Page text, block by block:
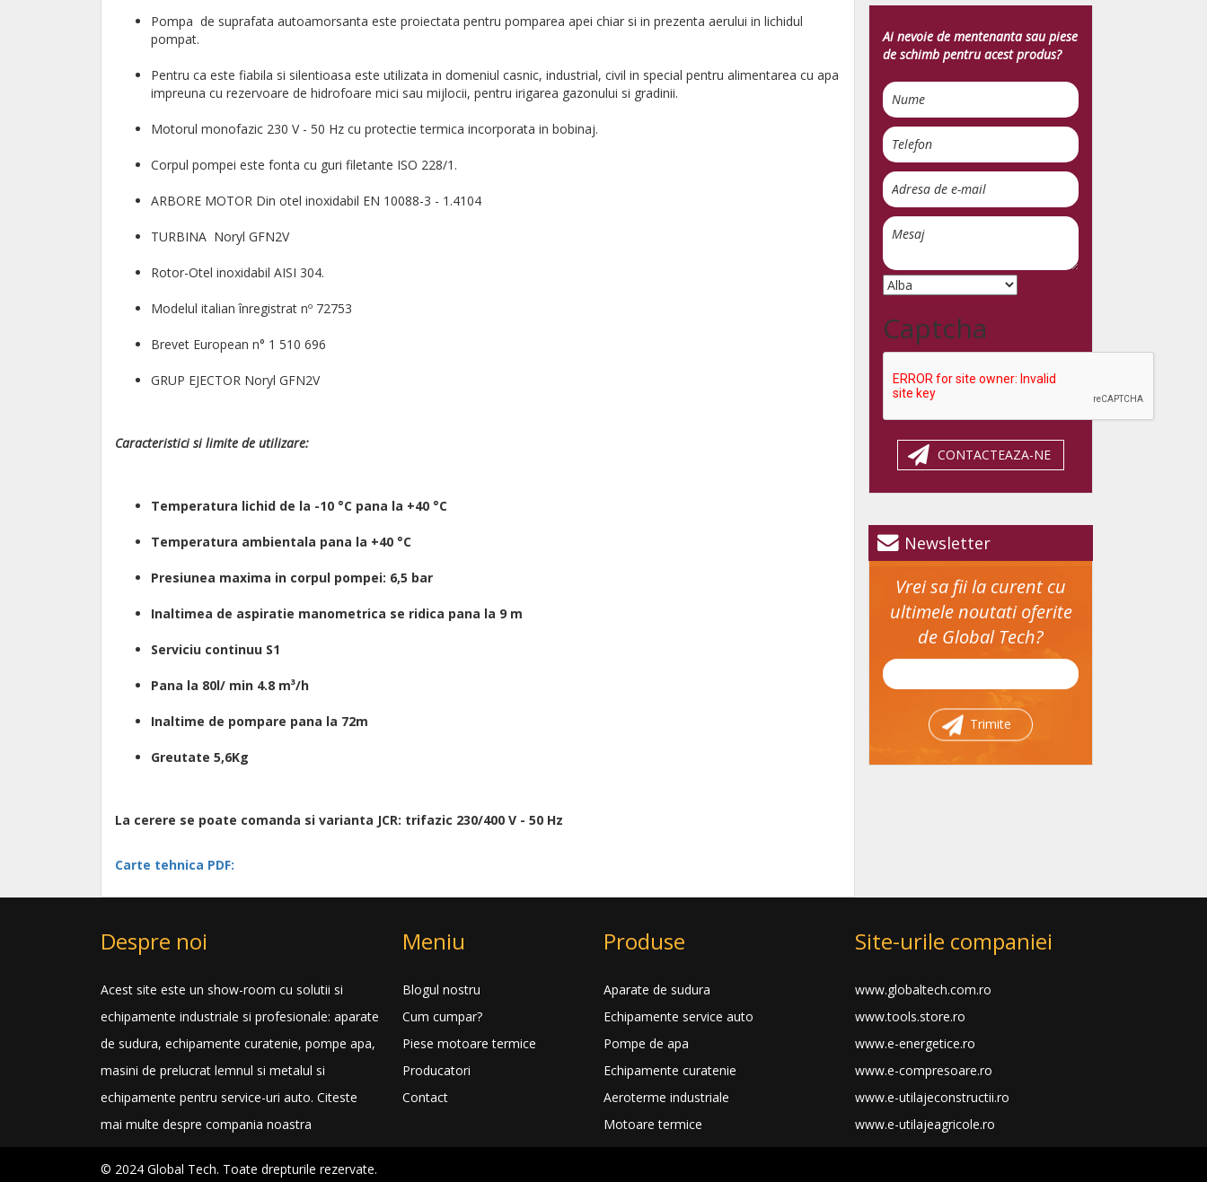
Pompa de suprafata autoamorsanta este proiectata pentru pomparea apei chiar si in prezenta aerului in lichidul
pompat.
Pentru ca este fiabila si silentioasa este utilizata in domeniul casnic, industrial, civil in special pentru alimentarea cu apa
impreuna cu rezervoare de hidrofoare mici sau mijlocii, pentru irigarea gazonului si gradinii.
Motorul monofazic 230 V - 50 Hz cu protectie termica incorporata in bobinaj.
Corpul pompei este fonta cu guri filetante ISO 228/1.
ARBORE MOTOR Din otel inoxidabil EN 10088-3 - 1.4104
TURBINA Noryl GFN2V
Rotor-Otel inoxidabil AISI 304.
Modelul italian înregistrat nº 72753
Brevet European n° 1 510 696
GRUP EJECTOR Noryl GFN2V
Caracteristici si limite de utilizare:
Temperatura lichid de la -10 °C pana la +40 °C
Temperatura ambientala pana la +40 °C
Presiunea maxima in corpul pompei: 6,5 bar
Inaltimea de aspiratie manometrica se ridica pana la 9 m
Serviciu continuu S1
Pana la 80l/ min 4.8 m³/h
Inaltime de pompare pana la 72m
Greutate 5,6Kg
La cerere se poate comanda si varianta JCR: trifazic 230/400 V - 50 Hz
Carte tehnica PDF:
Ai nevoie de mentenanta sau piese
de schimb pentru acest produs?
Captcha
CONTACTEAZA-NE
Newsletter
Vrei sa fii la curent cu
ultimele noutati oferite
de Global Tech?
Trimite
Despre noi
Acest site este un show-room cu solutii si
echipamente industriale si profesionale: aparate
de sudura, echipamente curatenie, pompe apa,
masini de prelucrat lemnul si metalul si
echipamente pentru service-uri auto. Citeste
mai multe despre compania noastra
Meniu
Blogul nostru
Cum cumpar?
Piese motoare termice
Producatori
Contact
Produse
Aparate de sudura
Echipamente service auto
Pompe de apa
Echipamente curatenie
Aeroterme industriale
Motoare termice
Site-urile companiei
www.globaltech.com.ro
www.tools.store.ro
www.e-energetice.ro
www.e-compresoare.ro
www.e-utilajeconstructii.ro
www.e-utilajeagricole.ro
© 2024 Global Tech. Toate drepturile rezervate.